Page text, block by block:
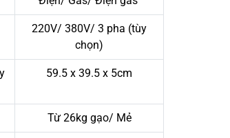
220V/ 380V/ 3 pha (tùy
chọn)
59.5 x 39.5 x 5cm
Từ 26kg gạo/ Mẻ